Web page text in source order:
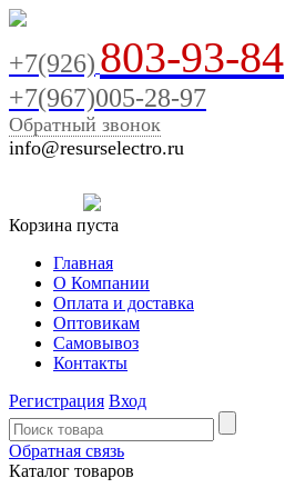
+7(926) 803-93-84
+7(967)005-28-97
Обратный звонок
info@resurselectro.ru
Корзина пуста
Главная
О Компании
Оплата и доставка
Оптовикам
Самовывоз
Контакты
Регистрация Вход
Обратная связь
Каталог товаров